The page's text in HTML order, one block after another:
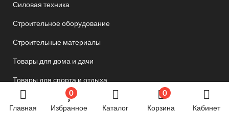
Главная
0
Избранное Каталог
0
Корзина Кабинет
Силовая техника
Строительное оборудование
Строительные материалы
Товары для дома и дачи
Товары для спорта и отдыха
Хозяйственные товары